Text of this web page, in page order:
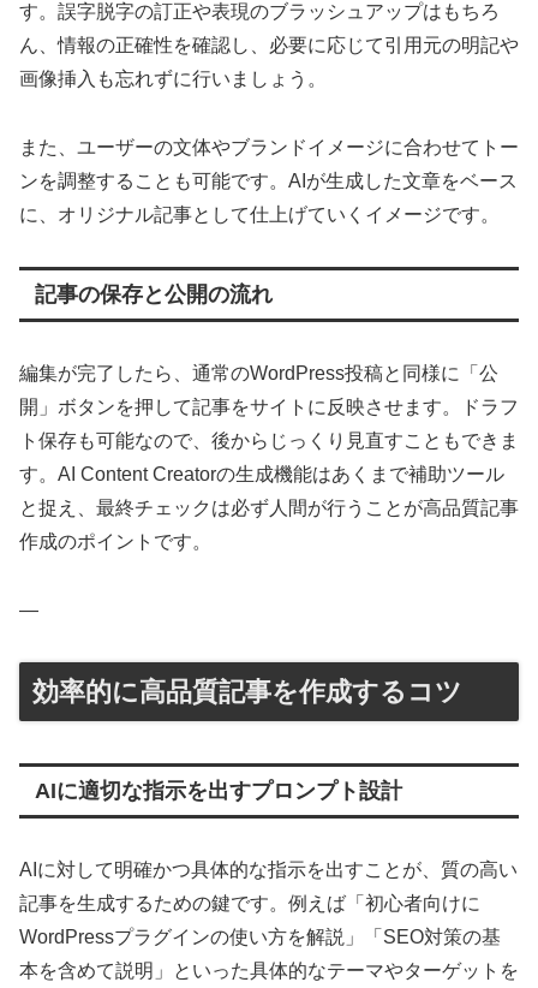
す。誤字脱字の訂正や表現のブラッシュアップはもちろ
ん、情報の正確性を確認し、必要に応じて引用元の明記や
画像挿入も忘れずに行いましょう。
また、ユーザーの文体やブランドイメージに合わせてトー
ンを調整することも可能です。AIが生成した文章をベース
に、オリジナル記事として仕上げていくイメージです。
記事の保存と公開の流れ
編集が完了したら、通常のWordPress投稿と同様に「公
開」ボタンを押して記事をサイトに反映させます。ドラフ
ト保存も可能なので、後からじっくり見直すこともできま
す。AI Content Creatorの生成機能はあくまで補助ツール
と捉え、最終チェックは必ず人間が行うことが高品質記事
作成のポイントです。
—
効率的に高品質記事を作成するコツ
AIに適切な指示を出すプロンプト設計
AIに対して明確かつ具体的な指示を出すことが、質の高い
記事を生成するための鍵です。例えば「初心者向けに
WordPressプラグインの使い方を解説」「SEO対策の基
本を含めて説明」といった具体的なテーマやターゲットを